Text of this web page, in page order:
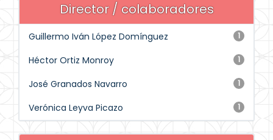
Director / colaboradores
1
Guillermo Iván López Domínguez
1
Héctor Ortiz Monroy
1
José Granados Navarro
1
Verónica Leyva Picazo